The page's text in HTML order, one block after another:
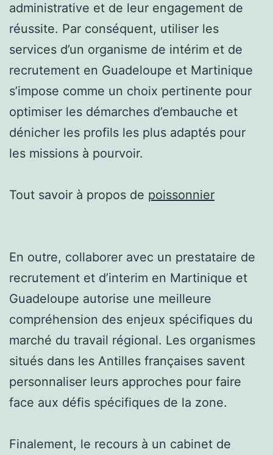
administrative et de leur engagement de
réussite. Par conséquent, utiliser les
services d’un organisme de intérim et de
recrutement en Guadeloupe et Martinique
s’impose comme un choix pertinente pour
optimiser les démarches d’embauche et
dénicher les profils les plus adaptés pour
les missions à pourvoir.
Tout savoir à propos de poissonnier
En outre, collaborer avec un prestataire de
recrutement et d’interim en Martinique et
Guadeloupe autorise une meilleure
compréhension des enjeux spécifiques du
marché du travail régional. Les organismes
situés dans les Antilles françaises savent
personnaliser leurs approches pour faire
face aux défis spécifiques de la zone.
Finalement, le recours à un cabinet de